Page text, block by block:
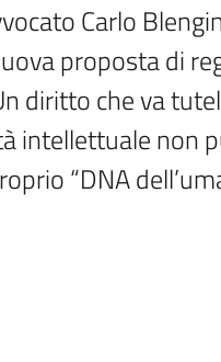
Carlo
proposta di
diritto che va
intellettuale non
“DNA